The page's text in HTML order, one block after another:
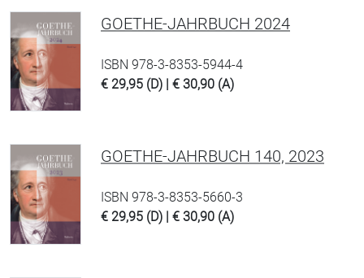
GOETHE-JAHRBUCH 2024
ISBN 978-3-8353-5944-4
€ 29,95 (D) | € 30,90 (A)
GOETHE-JAHRBUCH 140, 2023
ISBN 978-3-8353-5660-3
€ 29,95 (D) | € 30,90 (A)